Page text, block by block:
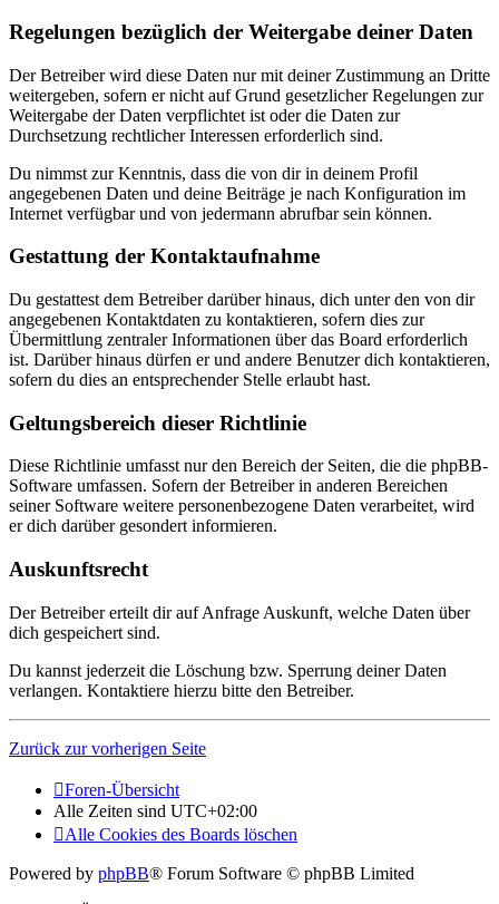
Regelungen bezüglich der Weitergabe deiner Daten
Der Betreiber wird diese Daten nur mit deiner Zustimmung an Dritte
weitergeben, sofern er nicht auf Grund gesetzlicher Regelungen zur
Weitergabe der Daten verpflichtet ist oder die Daten zur
Durchsetzung rechtlicher Interessen erforderlich sind.
Du nimmst zur Kenntnis, dass die von dir in deinem Profil
angegebenen Daten und deine Beiträge je nach Konfiguration im
Internet verfügbar und von jedermann abrufbar sein können.
Gestattung der Kontaktaufnahme
Du gestattest dem Betreiber darüber hinaus, dich unter den von dir
angegebenen Kontaktdaten zu kontaktieren, sofern dies zur
Übermittlung zentraler Informationen über das Board erforderlich
ist. Darüber hinaus dürfen er und andere Benutzer dich kontaktieren,
sofern du dies an entsprechender Stelle erlaubt hast.
Geltungsbereich dieser Richtlinie
Diese Richtlinie umfasst nur den Bereich der Seiten, die die phpBB-
Software umfassen. Sofern der Betreiber in anderen Bereichen
seiner Software weitere personenbezogene Daten verarbeitet, wird
er dich darüber gesondert informieren.
Auskunftsrecht
Der Betreiber erteilt dir auf Anfrage Auskunft, welche Daten über
dich gespeichert sind.
Du kannst jederzeit die Löschung bzw. Sperrung deiner Daten
verlangen. Kontaktiere hierzu bitte den Betreiber.
Zurück zur vorherigen Seite
Foren-Übersicht
Alle Zeiten sind UTC+02:00
Alle Cookies des Boards löschen
Powered by phpBB® Forum Software © phpBB Limited